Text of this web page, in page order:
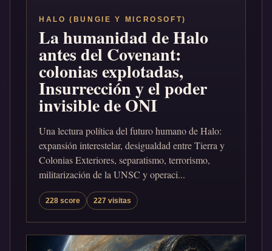
HALO (BUNGIE Y MICROSOFT)
La humanidad de Halo
antes del Covenant:
colonias explotadas,
Insurrección y el poder
invisible de ONI
Una lectura política del futuro humano de Halo:
expansión interestelar, desigualdad entre Tierra y
Colonias Exteriores, separatismo, terrorismo,
militarización de la UNSC y operaci...
228 score 227 visitas